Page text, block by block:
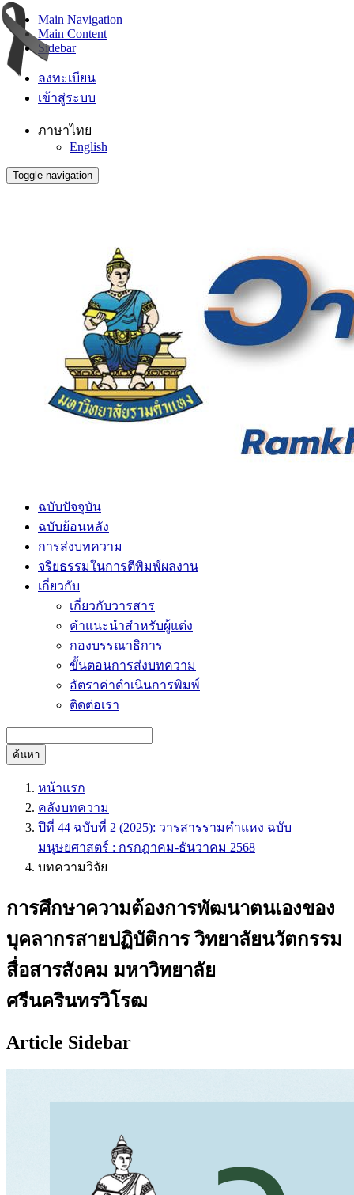
Main Navigation
Main Content
Sidebar
ลงทะเบียน
เข้าสู่ระบบ
ภาษาไทย
English
Toggle navigation
ฉบับปัจจุบัน
ฉบับย้อนหลัง
การส่งบทความ
จริยธรรมในการตีพิมพ์ผลงาน
เกี่ยวกับ
เกี่ยวกับวารสาร
คำแนะนำสำหรับผู้แต่ง
กองบรรณาธิการ
ขั้นตอนการส่งบทความ
อัตราค่าดำเนินการพิมพ์
ติดต่อเรา
ค้นหา
หน้าแรก
คลังบทความ
ปีที่ 44 ฉบับที่ 2 (2025): วารสารรามคำแหง ฉบับ
มนุษยศาสตร์ : กรกฎาคม-ธันวาคม 2568
บทความวิจัย
การศึกษาความต้องการพัฒนาตนเองของ
บุคลากรสายปฏิบัติการ วิทยาลัยนวัตกรรม
สื่อสารสังคม มหาวิทยาลัย
ศรีนครินทรวิโรฒ
Article Sidebar